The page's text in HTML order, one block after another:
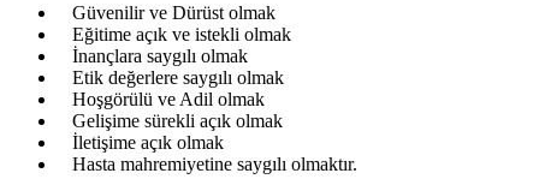
Güvenilir ve Dürüst olmak
Eğitime açık ve istekli olmak
İnançlara saygılı olmak
Etik değerlere saygılı olmak
Hoşgörülü ve Adil olmak
Gelişime sürekli açık olmak
İletişime açık olmak
Hasta mahremiyetine saygılı olmaktır.